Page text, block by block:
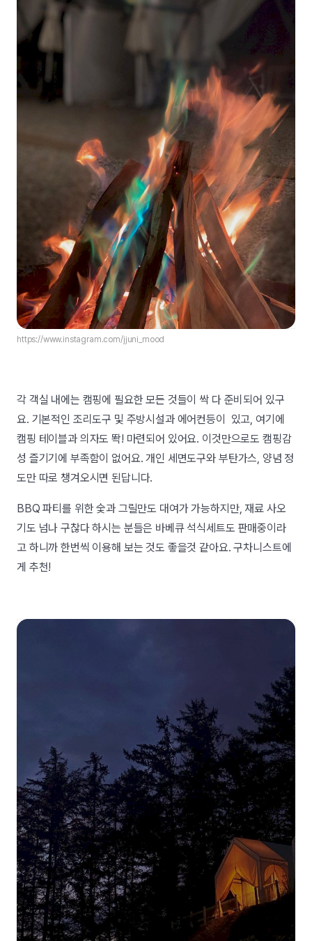
https://www.instagram.com/jjuni_mood
각 객실 내에는 캠핑에 필요한 모든 것들이 싹 다 준비되어 있구
요. 기본적인 조리도구 및 주방시설과 에어컨등이 있고, 여기에
캠핑 테이블과 의자도 똭! 마련되어 있어요. 이것만으로도 캠핑감
성 즐기기에 부족함이 없어요. 개인 세면도구와 부탄가스, 양념 정
도만 따로 챙겨오시면 된답니다.
BBQ 파티를 위한 숯과 그릴만도 대여가 가능하지만, 재료 사오
기도 넘나 구찮다 하시는 분들은 바베큐 석식세트도 판매중이라
고 하니까 한번씩 이용해 보는 것도 좋을것 같아요. 구차니스트에
게 추천!